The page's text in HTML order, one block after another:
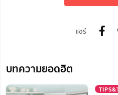
แชร์
บทความยอดฮิต